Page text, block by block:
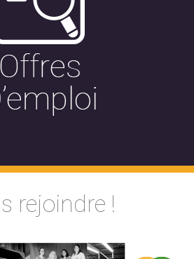
rejoindre !